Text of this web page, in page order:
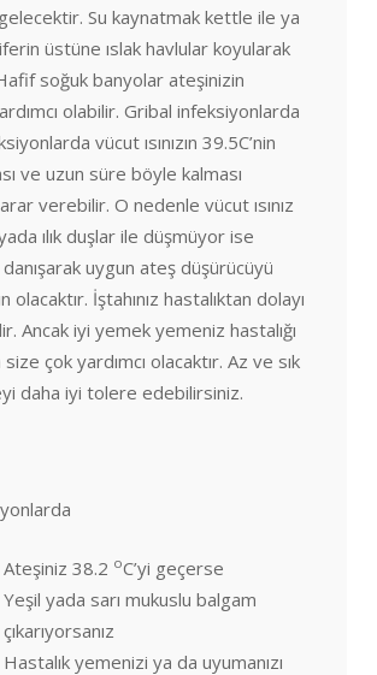
Su kaynatmak kettle ile ya
üstüne ıslak havlular koyularak
soğuk banyolar ateşinizin
olabilir. Gribal infeksiyonlarda
vücut ısınızın 39.5C’nin
ve uzun süre böyle kalması
verebilir. O nedenle vücut ısınız
yada ılık duşlar ile düşmüyor ise
uygun ateş düşürücüyü
olacaktır. İştahınız hastalıktan dolayı
Ancak iyi yemek yemeniz hastalığı
çok yardımcı olacaktır. Az ve sık
daha iyi tolere edebilirsiniz.
Ateşiniz 38.2 oC’yi geçerse
Yeşil yada sarı mukuslu balgam
çıkarıyorsanız
Hastalık yemenizi ya da uyumanızı